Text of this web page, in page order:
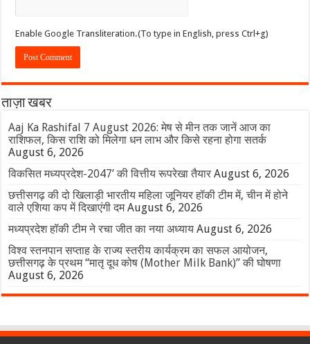
Enable Google Transliteration.(To type in English, press Ctrl+g)
ताज़ा खबर
Aaj Ka Rashifal 7 August 2026: मेष से मीन तक जानें आज का
राशिफल, किस राशि को मिलेगा धन लाभ और किसे रहना होगा सतर्क
August 6, 2026
विकसित मध्यप्रदेश-2047’ की वित्तीय रूपरेखा तैयार August 6, 2026
छत्तीसगढ़ की दो खिलाड़ी भारतीय महिला जूनियर हॉकी टीम में, चीन में होने
वाले एशिया कप में दिखाएंगी दम August 6, 2026
मध्यप्रदेश हॉकी टीम ने रचा जीत का नया अध्याय August 6, 2026
विश्व स्तनपान सप्ताह के राज्य स्तरीय कार्यक्रम का सफल आयोजन,
छत्तीसगढ़ के प्रथम “मातृ दूध कोष (Mother Milk Bank)” की घोषणा
August 6, 2026